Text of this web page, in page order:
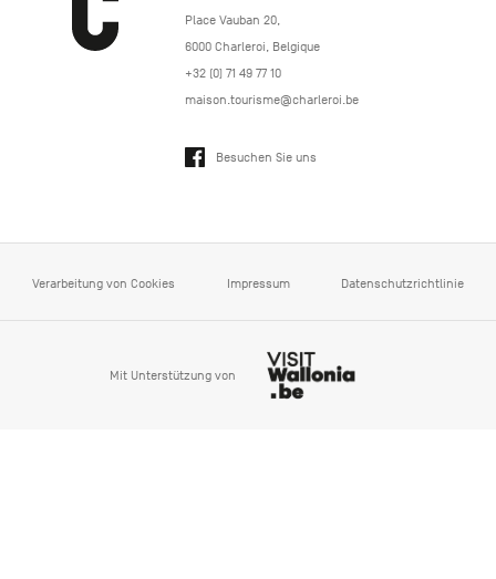
https://www.paysdecharleroi.be/
Place Vauban 20,
6000 Charleroi, Belgique
+32 (0) 71 49 77 10
maison.tourisme@charleroi.be
Besuchen Sie uns
Verarbeitung von Cookies Impressum Datenschutzrichtlinie
Mit Unterstützung von